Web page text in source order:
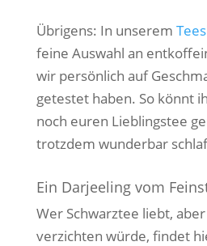
Übrigens: In unserem
feine Auswahl an
wir persönlich auf
getestet haben. So könnt
noch euren Lieblingstee
trotzdem wunderbar
Ein Darjeeling vom
Wer Schwarztee liebt,
verzichten würde, findet